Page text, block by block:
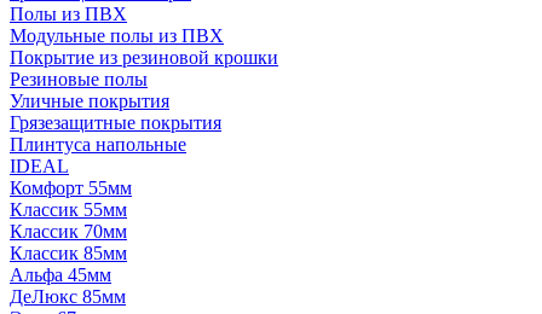
Полы из ПВХ
Модульные полы из ПВХ
Покрытие из резиновой крошки
Резиновые полы
Уличные покрытия
Грязезащитные покрытия
Плинтуса напольные
IDEAL
Комфорт 55мм
Классик 55мм
Классик 70мм
Классик 85мм
Альфа 45мм
ДеЛюкс 85мм